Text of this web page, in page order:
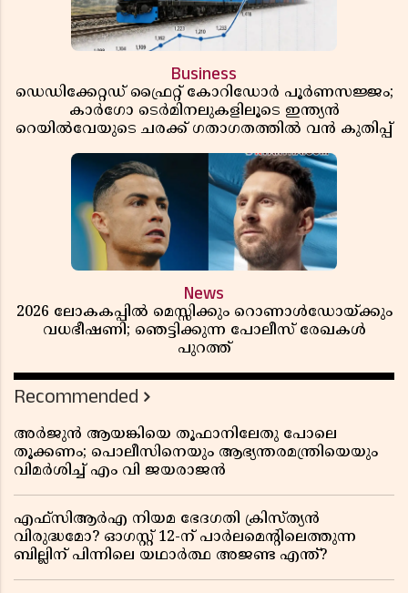
Business
ഡെഡിക്കേറ്റഡ് ഫ്രൈറ്റ് കോറിഡോർ പൂർണസജ്ജം;
കാർഗോ ടെർമിനലുകളിലൂടെ ഇന്ത്യൻ
റെയിൽവേയുടെ ചരക്ക് ഗതാഗതത്തിൽ വൻ കുതിപ്പ്
News
2026 ലോകകപ്പിൽ മെസ്സിക്കും റൊണാൾഡോയ്ക്കും
വധഭീഷണി; ഞെട്ടിക്കുന്ന പോലീസ് രേഖകൾ
പുറത്ത്
Recommended
അർജുൻ ആയങ്കിയെ തൂഫാനിലേതു പോലെ
തൂക്കണം; പൊലീസിനെയും ആഭ്യന്തരമന്ത്രിയെയും
വിമർശിച്ച് എം വി ജയരാജൻ
എഫ്സിആർഎ നിയമ ഭേദഗതി ക്രിസ്ത്യൻ
വിരുദ്ധമോ? ഓഗസ്റ്റ് 12-ന് പാർലമെന്റിലെത്തുന്ന
ബില്ലിന് പിന്നിലെ യഥാർത്ഥ അജണ്ട എന്ത്?